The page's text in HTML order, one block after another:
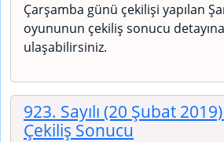
Çarşamba günü çekilişi yapılan
oyununun çekiliş sonucu
ulaşabilirsiniz.
923. Sayılı (20 Şubat 2019)
Çekiliş Sonucu